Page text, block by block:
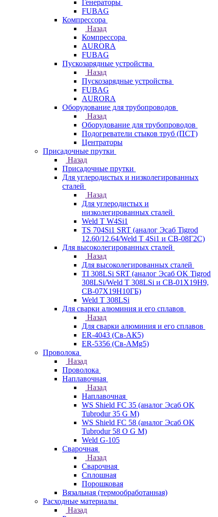
Генераторы
FUBAG
Компрессора
Назад
Компрессора
AURORA
FUBAG
Пускозарядные устройства
Назад
Пускозарядные устройства
FUBAG
AURORA
Оборудование для трубопроводов
Назад
Оборудование для трубопроводов
Подогреватели стыков труб (ПСТ)
Центраторы
Присадочные прутки
Назад
Присадочные прутки
Для углеродистых и низколегированных
сталей
Назад
Для углеродистых и
низколегированных сталей
Weld T W4Si1
TS 704Si1 SRT (аналог Эсаб Tigrod
12.60/12.64/Weld T 4Si1 и СВ-08Г2С)
Для высоколегированных сталей
Назад
Для высоколегированных сталей
TI 308LSi SRT (аналог Эсаб OK Tigrod
308LSi/Weld T 308LSi и СВ-01Х19Н9,
СВ-07Х19Н10ГБ)
Weld T 308LSi
Для сварки алюминия и его сплавов
Назад
Для сварки алюминия и его сплавов
ER-4043 (Св-АК5)
ER-5356 (Св-АМg5)
Проволока
Назад
Проволока
Наплавочная
Назад
Наплавочная
WS Shield FC 35 (аналог Эсаб OK
Tubrodur 35 G M)
WS Shield FC 58 (аналог Эсаб OK
Tubrodur 58 O G M)
Weld G-105
Сварочная
Назад
Сварочная
Сплошная
Порошковая
Вязальная (термообработанная)
Расходные материалы
Назад